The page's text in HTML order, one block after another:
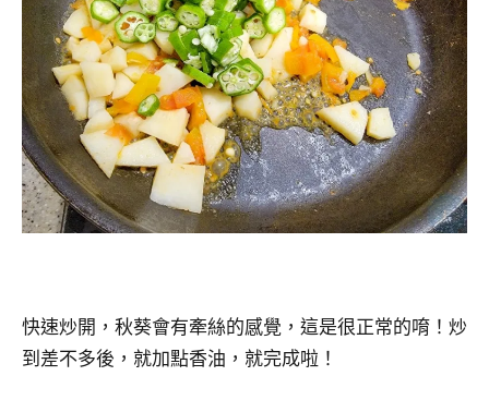
快速炒開，秋葵會有牽絲的感覺，這是很正常的唷！炒
到差不多後，就加點香油，就完成啦！